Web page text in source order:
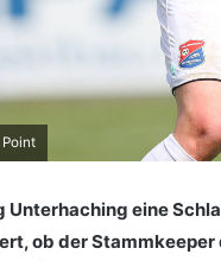
Point
Unterhaching eine
ob der Stammkeeper